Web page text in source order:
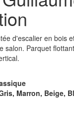
d'escalier en bois
salon. Parquet
Marron, Beige,